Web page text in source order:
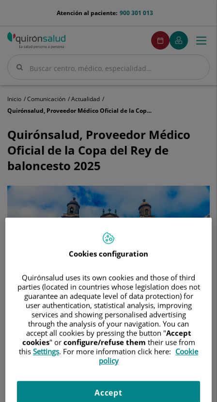
menu-
900 301 013
Atención al paciente:
Buscar
Buscar
menuPedirCita
Pedir
cita
Mi
Quirónsalud
Menú
Inicio Comunicación
Actualidad
Quirónsalud, Proveedor Médico Oficial de la Copa del Rey de baloncesto 2025
Proveedor
Médico
Oficial
de
la
del
baloncesto
Quirónsalud, Proveedor Médico
Oficial de la Copa del Rey de
baloncesto 2025
10 de febrero de 2025
QUIRÓNSALUD
La Copa del Rey acb vuelve a las Islas Canarias. Las Palmas de
Gran Canaria acoge esta semana uno de los torneos más
Cookies configuration
Quirónsalud uses its own cookies and those of third
parties (located in countries whose legislation does not
guarantee an adequate level of data protection) for
user authentication, statistical analysis, improving
services and showing personalised advertising
through the analysis of your navigation. You can
accept all cookies by pressing the button "Accept
cookies" or configure/refuse them their use from
this Settings. For more information click here: Cookie
policy
Accept